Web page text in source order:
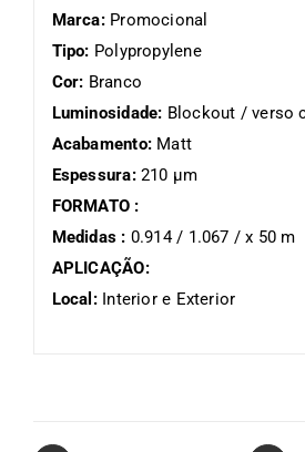
Marca: Promocional
Tipo: Polypropylene
Cor: Branco
Luminosidade: Blockout / verso
Acabamento: Matt
Espessura: 210 µm
FORMATO :
Medidas : 0.914 / 1.067 / x 50 m
APLICAÇÃO:
Local: Interior e Exterior